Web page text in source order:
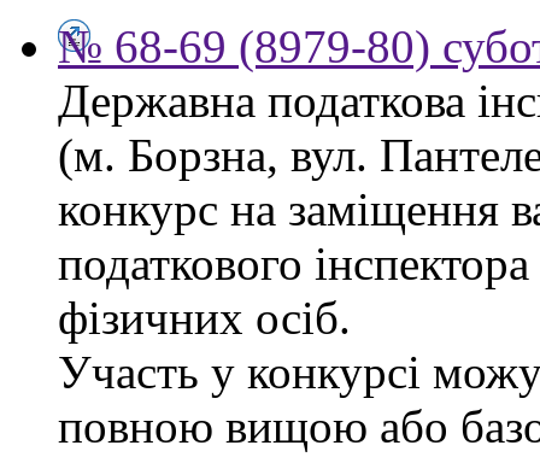
№ 68-69 (8979-80)
Державна податкова
(м. Борзна, вул.
конкурс на заміщення
податкового
фізичних осіб.
Участь у конкурсі
повною вищою або